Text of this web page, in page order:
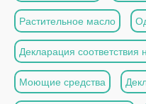
Растительное масло
Декларация соответствия
Моющие средства